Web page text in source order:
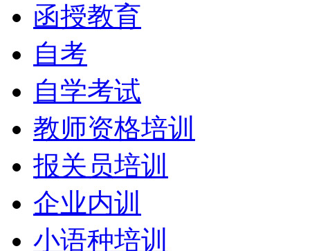
函授教育
自考
自学考试
教师资格培训
报关员培训
企业内训
小语种培训